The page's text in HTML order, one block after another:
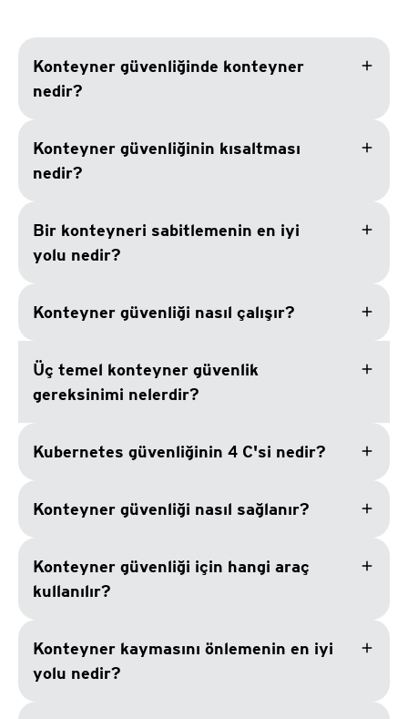
Konteyner güvenliğinde konteyner
nedir?
add
Konteyner güvenliğinin kısaltması
nedir?
add
Bir konteyneri sabitlemenin en iyi
yolu nedir?
add
Konteyner güvenliği nasıl çalışır? add
Üç temel konteyner güvenlik
gereksinimi nelerdir?
add
Kubernetes güvenliğinin 4 C'si nedir? add
Konteyner güvenliği nasıl sağlanır? add
Konteyner güvenliği için hangi araç
kullanılır?
add
Konteyner kaymasını önlemenin en iyi
yolu nedir?
add